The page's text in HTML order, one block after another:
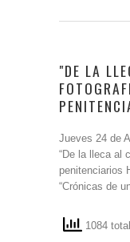
"DE LA
Jueves 24 de
“De la lleca al
penitenciarios
“Crónicas de
1084